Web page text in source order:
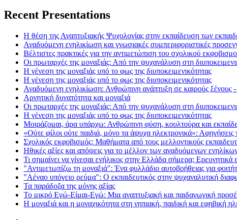
Recent Presentations
Η θέση της Αναπτυξιακής Ψυχολογίας στην εκπαίδευση των
Αναδυόμενη ενηλικίωση και γνωσιακές συμπεριφοριστικές
Βέλτιστες πρακτικές για την αντιμετώπιση του σχολικού
Οι πρωταρχές της μοναξιάς: Από την ψυχανάλυση στη
Η γένεση της μοναξιάς υπό το φως της διυποκειμενικότητας
Η γένεση της μοναξιάς υπό το φως της διυποκειμενικότητας
Αναδυόμενη ενηλικίωση: Ανθρώπινη ανάπτυξη σε καιρούς
Αρνητική δυνατότητα και μοναξιά
Οι πρωταρχές της μοναξιάς: Από την ψυχανάλυση στη
Η γένεση της μοναξιάς υπό το φως της διυποκειμενικότητας
Μοιράζομαι, άρα υπάρχω: Ανθρώπινη φύση, κουλτούρα και
«Ούτε φίλοι ούτε παιδιά, μόνο τα άψυχα ηλεκτρονικά»: Αφηγήσεις
Σχολικός εκφοβισμός: Μαθήματα από τους μελλοντικούς
Ηθικές αξίες και απόψεις για το μέλλον των αναδυόμενων
Τι σημαίνει να γίνεσαι ενήλικος στην Ελλάδα σήμερα;
"Αντιμετωπίζω τη μοναξιά": Ένα φυλλάδιο αυτοβοήθειας για
"Αέναο υπόγειο ρεύμα": Ο εκπαιδευτικός στην ψυχαναλυτική
Τα παράδοξα της μόνης αξίας
Το μικρό Εγώ-Είμαι-Εγώ: Μια αναπτυξιακή και παιδαγωγική
Η μοναξιά και η μοναχικότητα στη νηπιακή, παιδική και εφηβική